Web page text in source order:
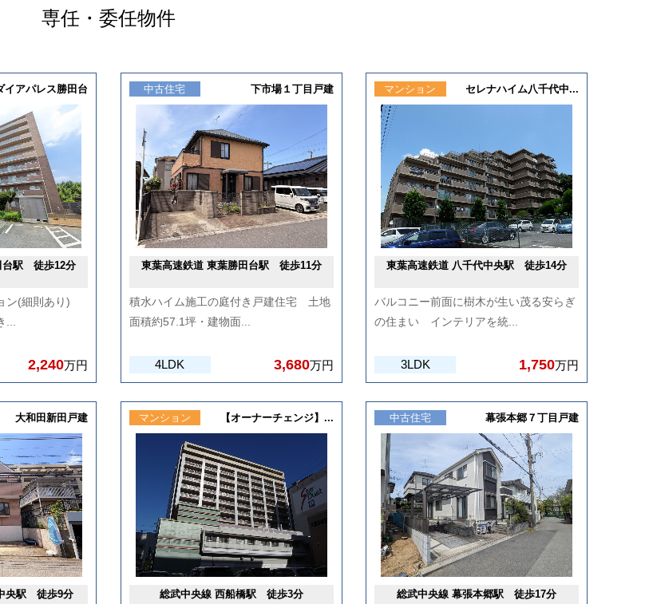
専任・委任物件
イアパレス勝田台
台駅 徒歩12分
ン(細則あり)
2,240万円
中古住宅 下市場１丁目戸建
東葉高速鉄道 東葉勝田台駅 徒歩11分
積水ハイム施工の庭付き戸建住宅 土地
面積約57.1坪・建物面...
4LDK 3,680万円
マンション セレナハイム八千代中...
東葉高速鉄道 八千代中央駅 徒歩14分
バルコニー前面に樹木が生い茂る安らぎ
の住まい インテリアを統...
3LDK 1,750万円
大和田新田戸建
央駅 徒歩9分
マンション 【オーナーチェンジ】...
総武中央線 西船橋駅 徒歩3分
中古住宅 幕張本郷７丁目戸建
総武中央線 幕張本郷駅 徒歩17分